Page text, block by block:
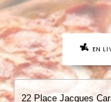
VOTRE COMPTE
NOTRE
VOS AVIS
EN